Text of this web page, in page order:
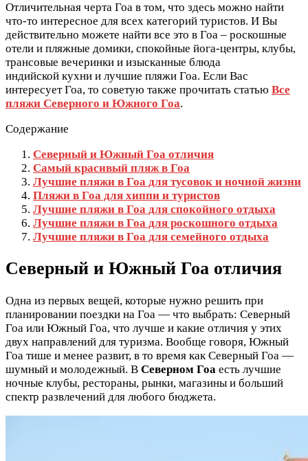
Отличительная черта Гоа в том, что здесь можно найти
что-то интересное для всех категорий туристов. И Вы
действительно можете найти все это в Гоа – роскошные
отели и пляжные домики, спокойные йога-центры, клубы,
трансовые вечеринки и изысканные блюда
индийской кухни и лучшие пляжи Гоа. Если Вас
интересует Гоа, то советую также прочитать статью Все
пляжи Северного и Южного Гоа.
Содержание
Северный и Южный Гоа отличия
Самый красивый пляж в Гоа
Лучшие пляжи в Гоа для тусовок и ночной жизни
Пляжи в Гоа для хиппи и туристов
Лучшие пляжи в Гоа для спокойного отдыха
Лучшие пляжи в Гоа для роскошного отдыха
Лучшие пляжи в Гоа для семейного отдыха
Северный и Южный Гоа отличия
Одна из первых вещей, которые нужно решить при
планировании поездки на Гоа — что выбрать: Северный
Гоа или Южный Гоа, что лучше и какие отличия у этих
двух направлений для туризма. Вообще говоря, Южный
Гоа тише и менее развит, в то время как Северный Гоа —
шумный и молодежный. В Северном Гоа есть лучшие
ночные клубы, рестораны, рынки, магазины и больший
спектр развлечений для любого бюджета.